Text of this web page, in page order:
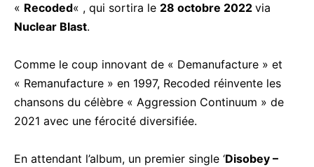
« Recoded« , qui sortira le 28 octobre 2022 via
Nuclear Blast.
Comme le coup innovant de « Demanufacture » et
« Remanufacture » en 1997, Recoded réinvente les
chansons du célèbre « Aggression Continuum » de
2021 avec une férocité diversifiée.
En attendant l’album, un premier single ‘Disobey –